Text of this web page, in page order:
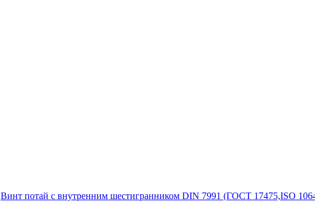
Винт потай с внутренним шестигранником DIN 7991 (ГОСТ 17475,ISO